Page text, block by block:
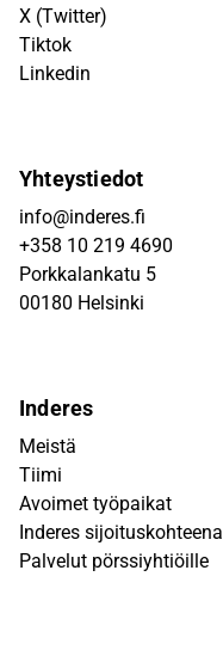
X (Twitter)
Tiktok
Linkedin
Yhteystiedot
info@inderes.fi
+358 10 219 4690
Porkkalankatu 5
00180 Helsinki
Inderes
Meistä
Tiimi
Avoimet työpaikat
Inderes sijoituskohteena
Palvelut pörssiyhtiöille